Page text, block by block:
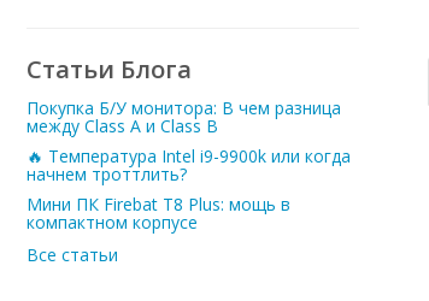
Статьи Блога
Покупка Б/У монитора: В чем разница
между Class A и Class B
🔥 Температура Intel i9-9900k или когда
начнем троттлить?
Мини ПК Firebat T8 Plus: мощь в
компактном корпусе
Все статьи